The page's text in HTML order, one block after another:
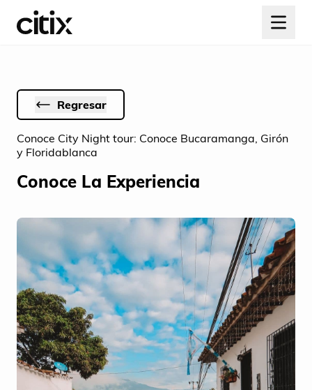
Conoce City Night tour: Conoce Bucaramanga, Girón
y Floridablanca
Regresar
Conoce La Experiencia